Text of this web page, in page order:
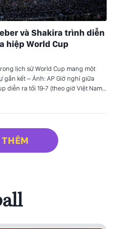
và Shakira trình diễn
hiệp World Cup
lịch sử World Cup mang một
gắn kết – Ảnh: AP Giờ nghỉ giữa
diễn ra tối 19-7 (theo giờ Việt Nam)